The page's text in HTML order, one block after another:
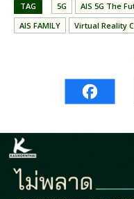
TAG 5G
AIS 5G The
AIS FAMILY
Virtual Reality